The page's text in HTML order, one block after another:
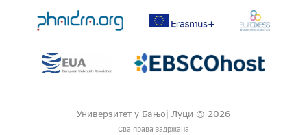
Универзитет у Бањој Луци © 2026
Сва права задржана